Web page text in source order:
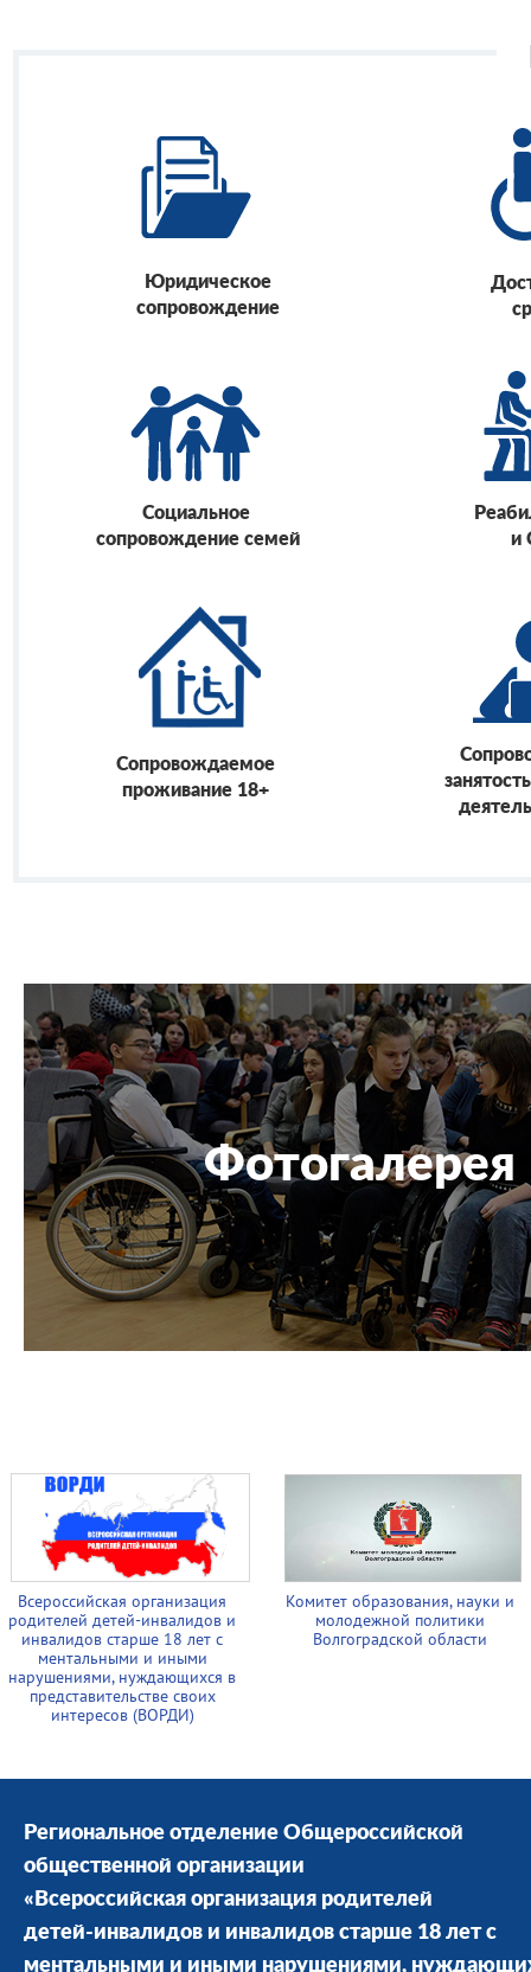
Юридическое
сопровождение
Социальное
сопровождение семей
и
Сопровождаемое
проживание 18+
Фотогалерея
Всероссийская организация
родителей детей-инвалидов и
инвалидов старше 18 лет с
ментальными и иными
нарушениями, нуждающихся в
представительстве своих
интересов (ВОРДИ)
Комитет образования, науки и
молодежной политики
Волгоградской области
Региональное отделение Общероссийской
общественной организации
«Всероссийская организация родителей
детей-инвалидов и инвалидов старше 18 лет с
ментальными и иными нарушениями,